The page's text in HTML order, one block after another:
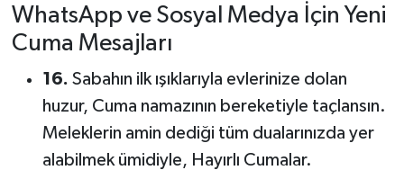
WhatsApp ve Sosyal Medya İçin Yeni
Cuma Mesajları
16. Sabahın ilk ışıklarıyla evlerinize dolan
huzur, Cuma namazının bereketiyle taçlansın.
Meleklerin amin dediği tüm dualarınızda yer
alabilmek ümidiyle, Hayırlı Cumalar.